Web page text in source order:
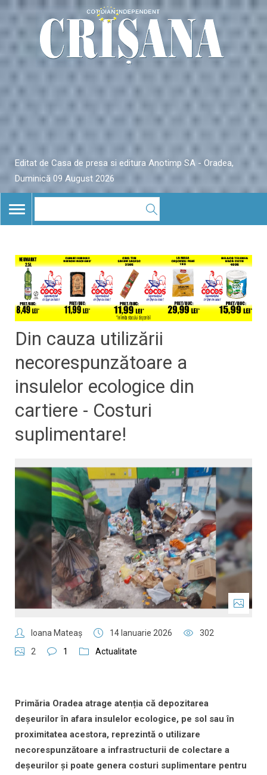
Editat de Casa de presa si editura Anotimp SA - Oradea,
Duminică 09 August 2026
TOGGLE
NAVIGATION
Din cauza utilizării
necorespunzătoare a
insulelor ecologice din
cartiere - Costuri
suplimentare!
Ioana Mateaş 14 Ianuarie 2026
302
2
1 Actualitate
Primăria Oradea atrage atenția că depozitarea
deșeurilor în afara insulelor ecologice, pe sol sau în
proximitatea acestora, reprezintă o utilizare
necorespunzătoare a infrastructurii de colectare a
deșeurilor şi poate genera costuri suplimentare pentru